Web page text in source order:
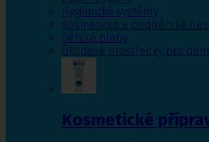
Hygienické systémy
Kosmetické a pedikérské
Dětské pleny
Úklidové prostředky pro
Kosmetické